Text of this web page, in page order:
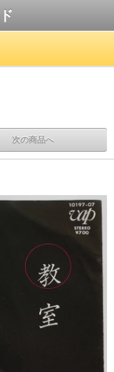
次の商品へ